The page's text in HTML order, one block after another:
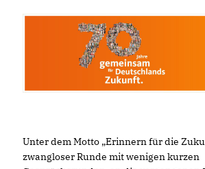
Unter dem Motto „Erinnern für die
zwangloser Runde mit wenigen kurzen